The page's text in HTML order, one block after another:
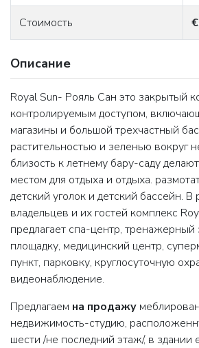
Стоимость
Описание
Royal Sun- Рояль Сан это закрытый
контролируемым доступом,
магазины и большой трехчастный
растительностью и зеленью вокруг
близость к летнему бару-саду
местом для отдыха и отдыха.
детский уголок и детский бассейн.
владельцев и их гостей комплекс
предлагает спа-центр, тренажерный
площадку, медицинский центр,
пункт, парковку, круглосуточную
видеонаблюдение.
Предлагаем на продажу
недвижимость-студию,
шести /не последний этаж/, в здании